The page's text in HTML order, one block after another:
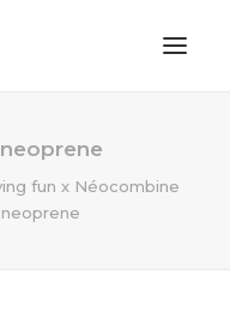
fun x Néocombine